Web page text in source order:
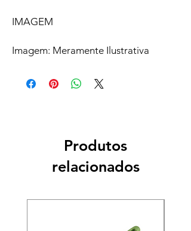
IMAGEM
Imagem: Meramente Ilustrativa
Produtos
relacionados